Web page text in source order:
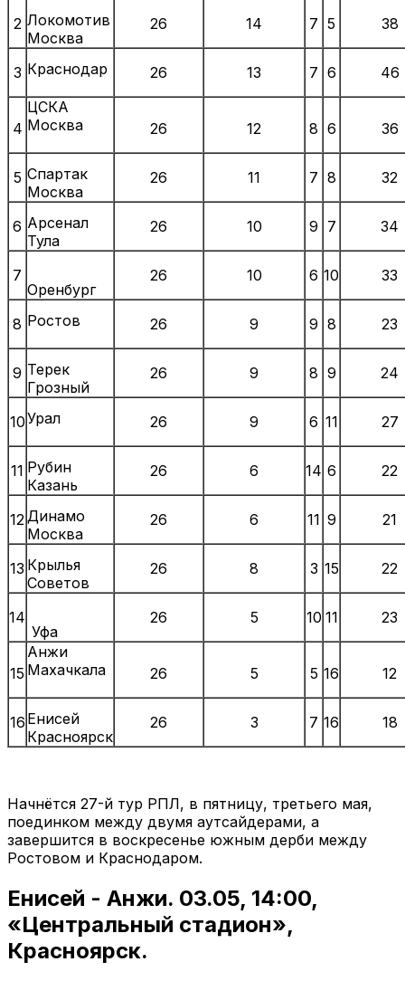
2 Локомотив
Москва
26 14 7 5 38
3 Краснодар 26 13 7 6 46
4
ЦСКА
Москва
26 12 8 6 36
5 Спартак
Москва
26 11 7 8 32
6 Арсенал
Тула
26 10 9 7 34
7
Оренбург
26 10 6 10 33
8 Ростов 26 9 9 8 23
9 Терек
Грозный
26 9 8 9 24
10Урал 26 9 6 11 27
11 Рубин
Казань
26 6 14 6 22
12Динамо
Москва
26 6 11 9 21
13 Крылья
Советов
26 8 3 15 22
14
Уфа
26 5 10 11 23
15
Анжи
Махачкала
26 5 5 16 12
16 Енисей
Красноярск
26 3 7 16 18
Начнётся 27-й тур РПЛ, в пятницу, третьего мая,
поединком между двумя аутсайдерами, а
завершится в воскресенье южным дерби между
Ростовом и Краснодаром.
Енисей - Анжи. 03.05, 14:00,
«Центральный стадион»,
Красноярск.